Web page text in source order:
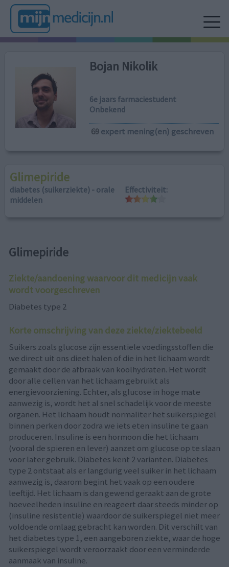
Bojan Nikolik
6e jaars farmaciestudent
Onbekend
69expert mening(en) geschreven
Glimepiride
diabetes (suikerziekte) - orale
middelen
Effectiviteit:
Glimepiride
Ziekte/aandoening waarvoor dit medicijn vaak
wordt voorgeschreven
Diabetes type 2
Korte omschrijving van deze ziekte/ziektebeeld
Suikers zoals glucose zijn essentiele voedingsstoffen die
we direct uit ons dieet halen of die in het lichaam wordt
gemaakt door de afbraak van koolhydraten. Het wordt
door alle cellen van het lichaam gebruikt als
energievoorziening. Echter, als glucose in hoge mate
aanwezig is, wordt het al snel schadelijk voor de meeste
organen. Het lichaam houdt normaliter het suikerspiegel
binnen perken door zodra we iets eten insuline te gaan
produceren. Insuline is een hormoon die het lichaam
(vooral de spieren en lever) aanzet om glucose op te slaan
voor later gebruik. Diabetes kent 2 varianten. Diabetes
type 2 ontstaat als er langdurig veel suiker in het lichaam
aanwezig is, daarom begint het vaak op een oudere
leeftijd. Het lichaam is dan gewend geraakt aan de grote
hoeveelheden insuline en reageert daar steeds minder op
(insuline resistentie) waardoor de suikerspiegel niet meer
voldoende omlaag gebracht kan worden. Dit verschilt van
het diabetes type 1, een aangeboren ziekte, waar de hoge
suikerspiegel wordt veroorzaakt door een verminderde
aanmaak van insuline.